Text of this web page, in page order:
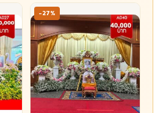
-27%